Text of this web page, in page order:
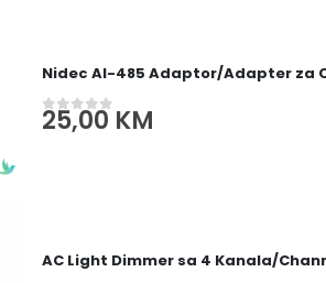
Nidec AI-485 Adaptor/Adapter za
0out of 5
25,00KM
AC Light Dimmer sa 4 Kanala/